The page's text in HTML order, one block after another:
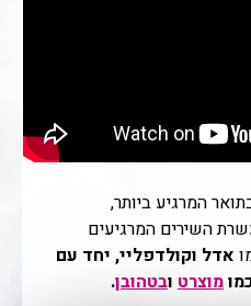
המרגיע ביותר,
השירים המרגיעים
אדל וקולדפליי, יחד עם
מוצרטובטהובן.